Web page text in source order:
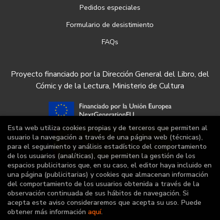
Pedidos especiales
Formulario de desistimiento
FAQs
Proyecto financiado por la Dirección General del Libro, del
Cómic y de la Lectura, Ministerio de Cultura
Esta web utiliza cookies propias y de terceros que permiten al
usuario la navegación a través de una página web (técnicas),
para el seguimiento y análisis estadístico del comportamiento
de los usuarios (analíticas), que permiten la gestión de los
espacios publicitarios que, en su caso, el editor haya incluido en
una página (publicitarias) y cookies que almacenan información
del comportamiento de los usuarios obtenida a través de la
observación continuada de sus hábitos de navegación. Si
acepta este aviso consideraremos que acepta su uso. Puede
obtener más información aquí.